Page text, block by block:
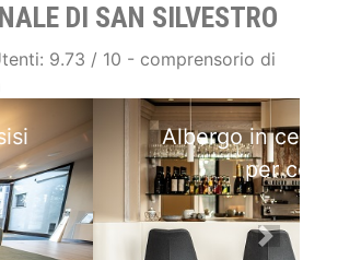
DI SAN SILVESTRO
9.73 / 10 - comprensorio di
in centro ad Assisi
per coppie
Next